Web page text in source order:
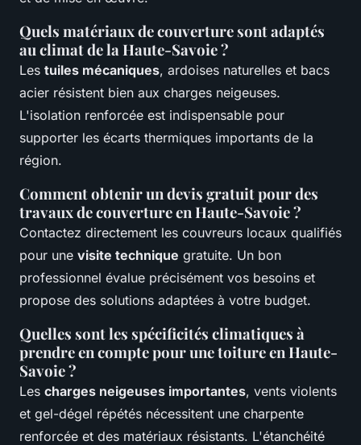
Quels matériaux de couverture sont adaptés
au climat de la Haute-Savoie ?
Les tuiles mécaniques, ardoises naturelles et bacs
acier résistent bien aux charges neigeuses.
L'isolation renforcée est indispensable pour
supporter les écarts thermiques importants de la
région.
Comment obtenir un devis gratuit pour des
travaux de couverture en Haute-Savoie ?
Contactez directement les couvreurs locaux qualifiés
pour une visite technique gratuite. Un bon
professionnel évalue précisément vos besoins et
propose des solutions adaptées à votre budget.
Quelles sont les spécificités climatiques à
prendre en compte pour une toiture en Haute-
Savoie ?
Les charges neigeuses importantes, vents violents
et gel-dégel répétés nécessitent une charpente
renforcée et des matériaux résistants. L'étanchéité